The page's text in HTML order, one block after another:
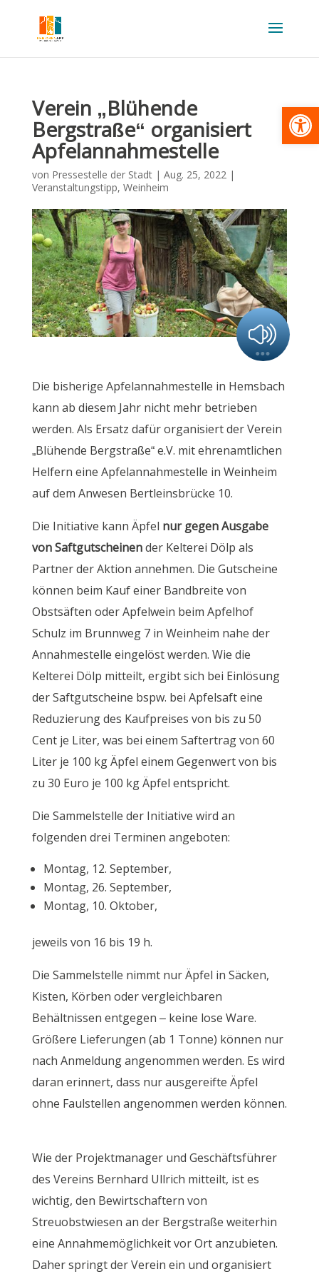
Verein „Blühende
Bergstraße“ organisiert
Apfelannahmestelle
von Pressestelle der Stadt| Aug. 25, 2022|
Veranstaltungstipp, Weinheim
Die bisherige Apfelannahmestelle in Hemsbach
kann ab diesem Jahr nicht mehr betrieben
werden. Als Ersatz dafür organisiert der Verein
„Blühende Bergstraße“ e.V. mit ehrenamtlichen
Helfern eine Apfelannahmestelle in Weinheim
auf dem Anwesen Bertleinsbrücke 10.
Die Initiative kann Äpfel nur gegen Ausgabe
von Saftgutscheinender Kelterei Dölp als
Partner der Aktion annehmen. Die Gutscheine
können beim Kauf einer Bandbreite von
Obstsäften oder Apfelwein beim Apfelhof
Schulz im Brunnweg 7 in Weinheim nahe der
Annahmestelle eingelöst werden. Wie die
Kelterei Dölp mitteilt, ergibt sich bei Einlösung
der Saftgutscheine bspw. bei Apfelsaft eine
Reduzierung des Kaufpreises von bis zu 50
Cent je Liter, was bei einem Saftertrag von 60
Liter je 100 kg Äpfel einem Gegenwert von bis
zu 30 Euro je 100 kg Äpfel entspricht.
Die Sammelstelle der Initiative wird an
folgenden drei Terminen angeboten:
Montag, 12. September,
Montag, 26. September,
Montag, 10. Oktober,
jeweils von 16 bis 19 h.
Die Sammelstelle nimmt nur Äpfel in Säcken,
Kisten, Körben oder vergleichbaren
Behältnissen entgegen – keine lose Ware.
Größere Lieferungen (ab 1 Tonne) können nur
nach Anmeldung angenommen werden. Es wird
daran erinnert, dass nur ausgereifte Äpfel
ohne Faulstellen angenommen werden können.
Wie der Projektmanager und Geschäftsführer
des Vereins Bernhard Ullrich mitteilt, ist es
wichtig, den Bewirtschaftern von
Streuobstwiesen an der Bergstraße weiterhin
eine Annahmemöglichkeit vor Ort anzubieten.
Daher springt der Verein ein und organisiert